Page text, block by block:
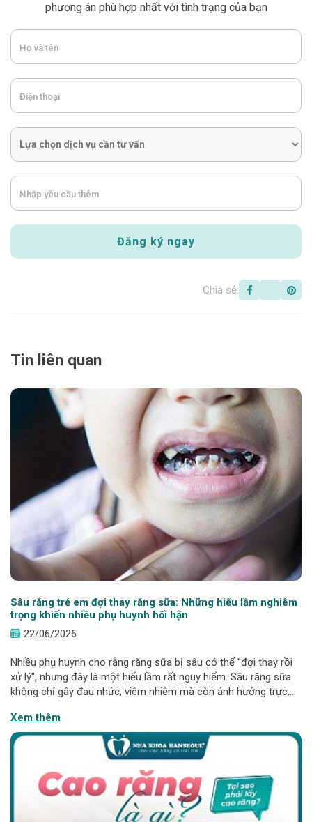
phương án phù hợp nhất với tình trạng của bạn
Chia sẻ:
Tin liên quan
Sâu răng trẻ em đợi thay răng sữa: Những hiểu lầm nghiêm
trọng khiến nhiều phụ huynh hối hận
22/06/2026
Nhiều phụ huynh cho rằng răng sữa bị sâu có thể "đợi thay rồi
xử lý", nhưng đây là một hiểu lầm rất nguy hiểm. Sâu răng sữa
không chỉ gây đau nhức, viêm nhiễm mà còn ảnh hưởng trực
mẹ hiểu đúng để
Xem thêm